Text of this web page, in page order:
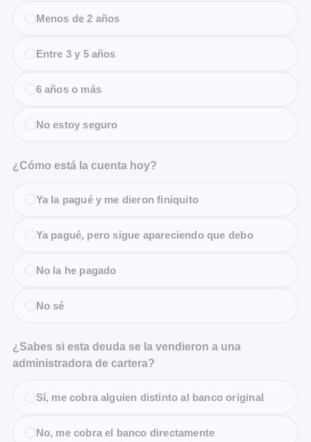
Menos de 2 años
Entre 3 y 5 años
6 años o más
No estoy seguro
¿Cómo está la cuenta hoy?
Ya la pagué y me dieron finiquito
Ya pagué, pero sigue apareciendo que debo
No la he pagado
No sé
¿Sabes si esta deuda se la vendieron a una
administradora de cartera?
Sí, me cobra alguien distinto al banco original
No, me cobra el banco directamente